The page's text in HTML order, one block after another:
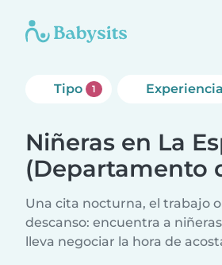
Tipo 1 Experiencia
Niñeras en La
(Departamento
Una cita nocturna, el trabajo
descanso: encuentra a
lleva negociar la hora de